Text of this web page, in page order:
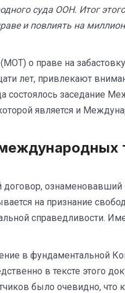
суда ООН. Итог
и повлиять на
о праве на
лет, привлекают
состоялось заседание
является и
международных
договор,
на признание
справедливости.
в фундаментальной
в тексте этого
было очевидно, что